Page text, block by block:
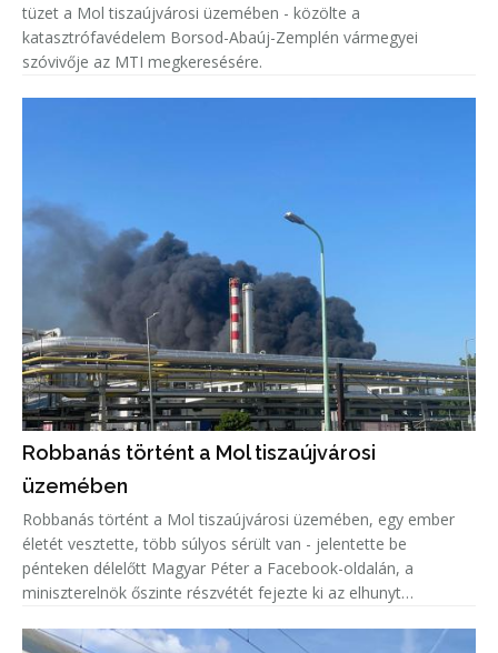
tüzet a Mol tiszaújvárosi üzemében - közölte a
katasztrófavédelem Borsod-Abaúj-Zemplén vármegyei
szóvivője az MTI megkeresésére.
Robbanás történt a Mol tiszaújvárosi
üzemében
Robbanás történt a Mol tiszaújvárosi üzemében, egy ember
életét vesztette, több súlyos sérült van - jelentette be
pénteken délelőtt Magyar Péter a Facebook-oldalán, a
miniszterelnök őszinte részvétét fejezte ki az elhunyt